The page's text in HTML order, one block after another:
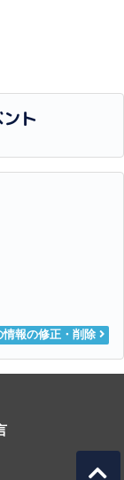
ト
情報の修正・削除